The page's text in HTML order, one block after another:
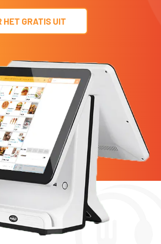
HET GRATIS UIT